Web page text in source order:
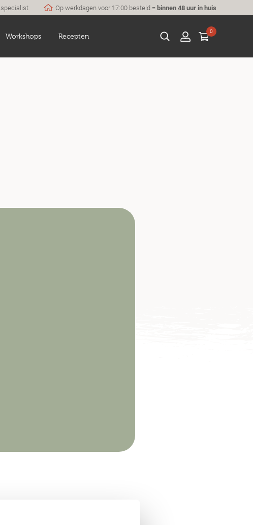
specialist Op werkdagen voor 17:00 besteld =binnen 48 uur in huis
Workshops Recepten
0